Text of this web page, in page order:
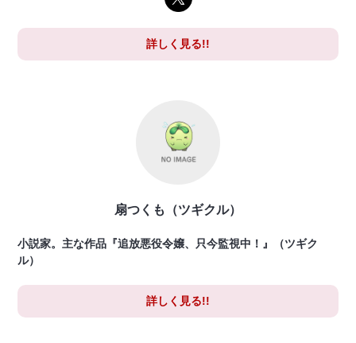
詳しく見る!!
扇つくも（ツギクル）
小説家。主な作品『追放悪役令嬢、只今監視中！』（ツギク
ル）
詳しく見る!!